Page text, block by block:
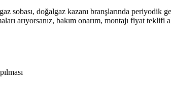
doğalgaz kazanı branşlarında periyodik
arıyorsanız, bakım onarım, montajı fiyat